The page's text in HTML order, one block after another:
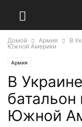
Домой Армия
В
Южной Америки
Армия
В
батальон
Южной